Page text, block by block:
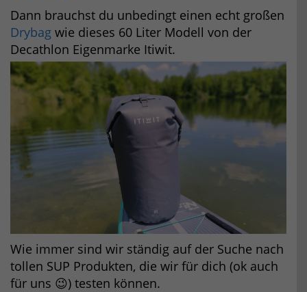
Dann brauchst du unbedingt einen echt großen
Drybag wie dieses 60 Liter Modell von der
Decathlon Eigenmarke Itiwit.
Wie immer sind wir ständig auf der Suche nach
tollen SUP Produkten, die wir für dich (ok auch
für uns 😉) testen können.